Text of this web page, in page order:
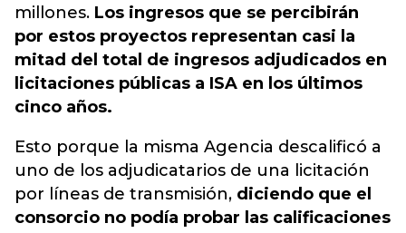
millones. Los ingresos que se percibirán
por estos proyectos representan casi la
mitad del total de ingresos adjudicados en
licitaciones públicas a ISA en los últimos
cinco años.
Esto porque la misma Agencia descalificó a
uno de los adjudicatarios de una licitación
por líneas de transmisión, diciendo que el
consorcio no podía probar las calificaciones